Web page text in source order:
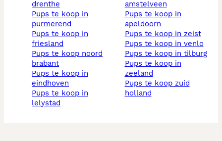
drenthe
pups te koop in
purmerend
pups te koop in
friesland
pups te koop noord
brabant
pups te koop in
eindhoven
pups te koop in
lelystad
amstelveen
pups te koop in
apeldoorn
pups te koop in zeist
pups te koop in venlo
pups te koop in tilburg
pups te koop in
zeeland
pups te koop zuid
holland